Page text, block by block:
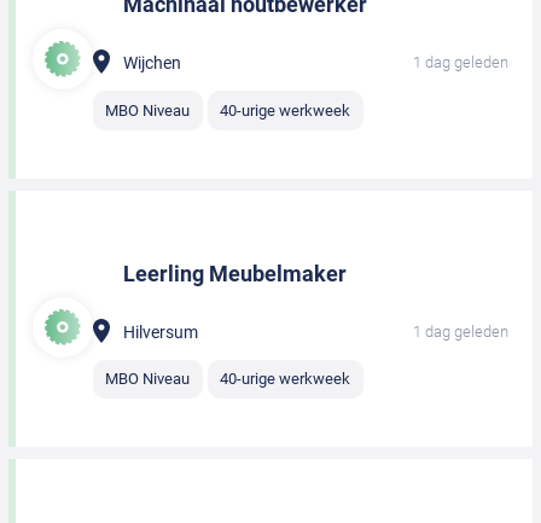
Wijchen 1 dag geleden
MBO Niveau 40-urige werkweek
Leerling Meubelmaker
Hilversum 1 dag geleden
MBO Niveau 40-urige werkweek